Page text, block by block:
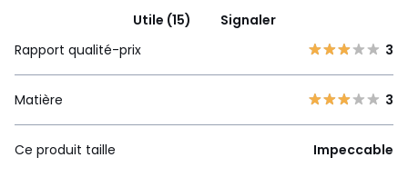
Utile (15)
Signaler
Rapport qualité-prix
3
Matière 3
Ce produit taille Impeccable